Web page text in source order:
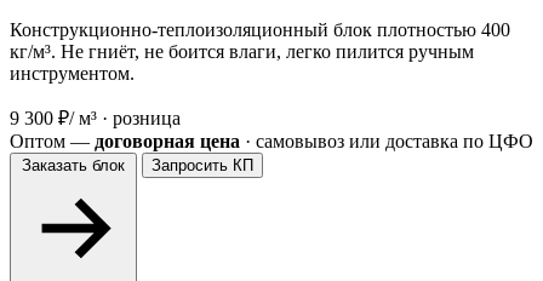
Конструкционно-теплоизоляционный блок плотностью 400
кг/м³. Не гниёт, не боится влаги, легко пилится ручным
инструментом.
9 300 ₽/ м³ · розница
Оптом — договорная цена · самовывоз или доставка по ЦФО
Запросить КП